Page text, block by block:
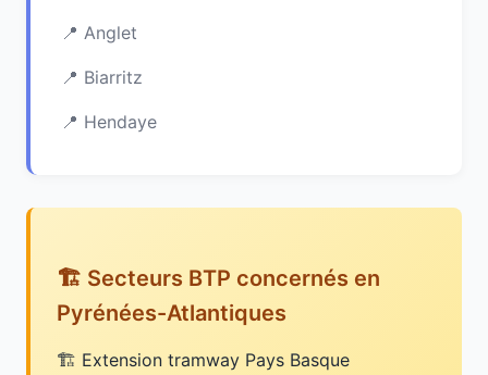
Anglet
Biarritz
Hendaye
🏗️ Secteurs BTP concernés en
Pyrénées-Atlantiques
Extension tramway Pays Basque